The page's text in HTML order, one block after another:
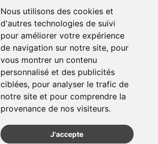
Nous utilisons des cookies et
d'autres technologies de suivi
pour améliorer votre expérience
de navigation sur notre site, pour
vous montrer un contenu
personnalisé et des publicités
ciblées, pour analyser le trafic de
notre site et pour comprendre la
provenance de nos visiteurs.
J'accepte
Suivez-nous
Paiement
Simple, rapide et 100% sécurisé
Retrait & Livriason
Retrait en automate ou Locker
Livraison chez vous